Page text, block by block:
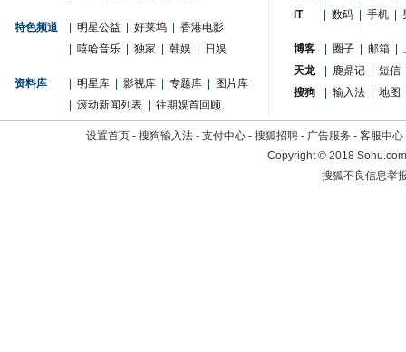
特色频道 明星公益 好莱坞
香港电影
嘻哈音乐 独家 韩娱 日娱
资料库 明星库 影视库 专题库
图片库
滚动新闻列表 往期娱首回顾
IT
数码 手机
博客 圈子 邮箱
天龙
鹿鼎记
短信
搜狗
输入法 地图
设置首页 - 搜狗输入法 - 支付中心 - 搜狐招聘 - 广告服务 - 客服中心
Copyright©2018
搜狐不良信息举